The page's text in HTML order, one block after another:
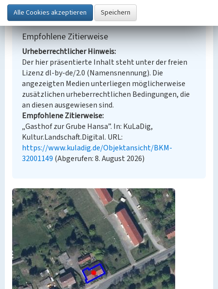
Empfohlene Zitierweise
Urheberrechtlicher Hinweis
Der hier präsentierte Inhalt steht unter der freien
Lizenz dl-by-de/2.0 (Namensnennung). Die
angezeigten Medien unterliegen möglicherweise
zusätzlichen urheberrechtlichen Bedingungen, die
an diesen ausgewiesen sind.
Empfohlene Zitierweise
„Gasthof zur Grube Hansa”. In: KuLaDig,
Kultur.Landschaft.Digital. URL:
https://www.kuladig.de/Objektansicht/BKM-
32001149 (Abgerufen: 8. August 2026)